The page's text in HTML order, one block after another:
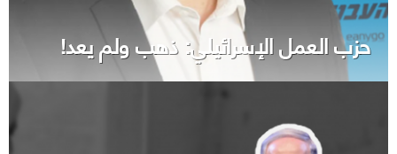
حزب العمل الإسرائيلي: ذهب ولم يعد!